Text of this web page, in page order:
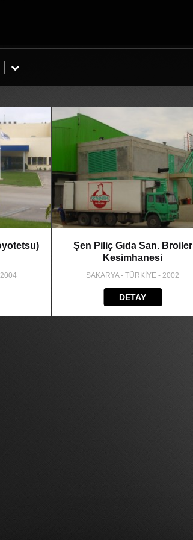
Şen Piliç Gıda San. Broiler
Kesimhanesi
SAKARYA - TÜRKİYE - 2002
DETAY